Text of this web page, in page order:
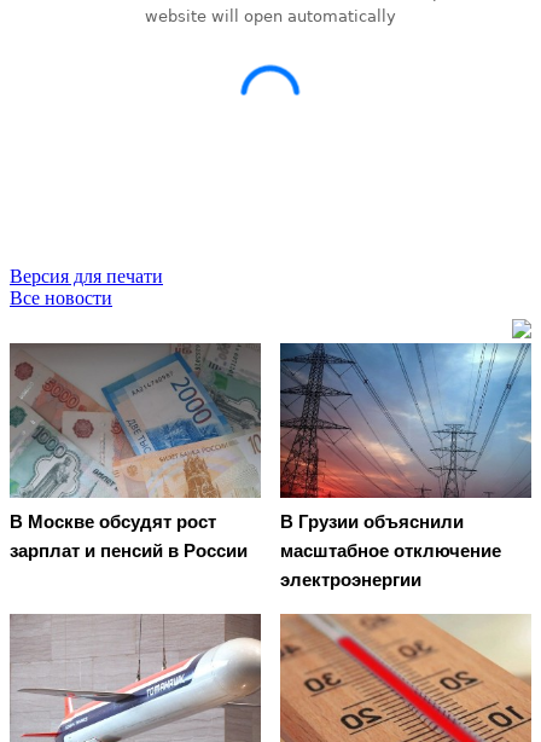
Версия для печати
Все новости
В Москве обсудят рост
зарплат и пенсий в России
В Грузии объяснили
масштабное отключение
электроэнергии